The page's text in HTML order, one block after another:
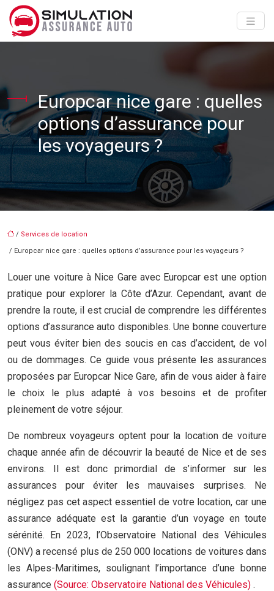
Europcar nice gare : quelles
options d’assurance pour
les voyageurs ?
/ Services de location
/ Europcar nice gare : quelles options d’assurance pour les voyageurs ?
Louer une voiture à Nice Gare avec Europcar est une option
pratique pour explorer la Côte d’Azur. Cependant, avant de
prendre la route, il est crucial de comprendre les différentes
options d’assurance auto disponibles. Une bonne couverture
peut vous éviter bien des soucis en cas d’accident, de vol
ou de dommages. Ce guide vous présente les assurances
proposées par Europcar Nice Gare, afin de vous aider à faire
le choix le plus adapté à vos besoins et de profiter
pleinement de votre séjour.
De nombreux voyageurs optent pour la location de voiture
chaque année afin de découvrir la beauté de Nice et de ses
environs. Il est donc primordial de s’informer sur les
assurances pour éviter les mauvaises surprises. Ne
négligez pas cet aspect essentiel de votre location, car une
assurance adéquate est la garantie d’un voyage en toute
sérénité. En 2023, l’Observatoire National des Véhicules
(ONV) a recensé plus de 250 000 locations de voitures dans
les Alpes-Maritimes, soulignant l’importance d’une bonne
assurance (Source: Observatoire National des Véhicules) .